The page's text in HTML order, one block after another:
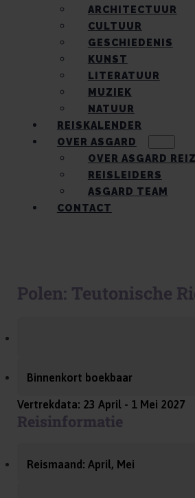
ARCHITECTUUR
CULTUUR
GESCHIEDENIS
KUNST
LITERATUUR
MUZIEK
NATUUR
REISKALENDER
OVER ASGARD
OVER ASGARD
REISLEIDERS
ASGARD TEAM
CONTACT
Polen: Teutonische
Binnenkort boekbaar
Vertrekdata: 23 April - 1 Mei 2027
Reisinformatie
Reismaand: April, Mei